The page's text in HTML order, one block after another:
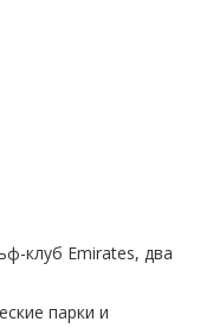
клуб Emirates, два
парки и